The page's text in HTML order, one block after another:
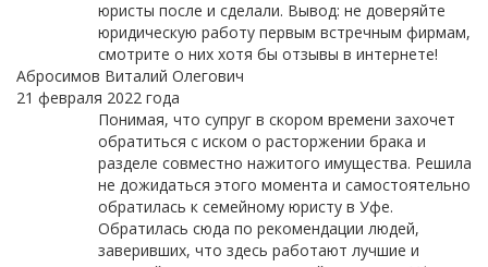
юристы после и сделали. Вывод: не доверяйте
юридическую работу первым встречным фирмам,
смотрите о них хотя бы отзывы в интернете!
Абросимов Виталий Олегович
21 февраля 2022 года
Понимая, что супруг в скором времени захочет
обратиться с иском о расторжении брака и
разделе совместно нажитого имущества. Решила
не дожидаться этого момента и самостоятельно
обратилась к семейному юристу в Уфе.
Обратилась сюда по рекомендации людей,
заверивших, что здесь работают лучшие и